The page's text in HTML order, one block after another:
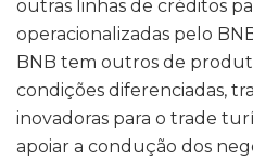
outras linhas de créditos
operacionalizadas pelo
BNB tem outros de
condições diferenciadas,
inovadoras para o trade
apoiar a condução dos